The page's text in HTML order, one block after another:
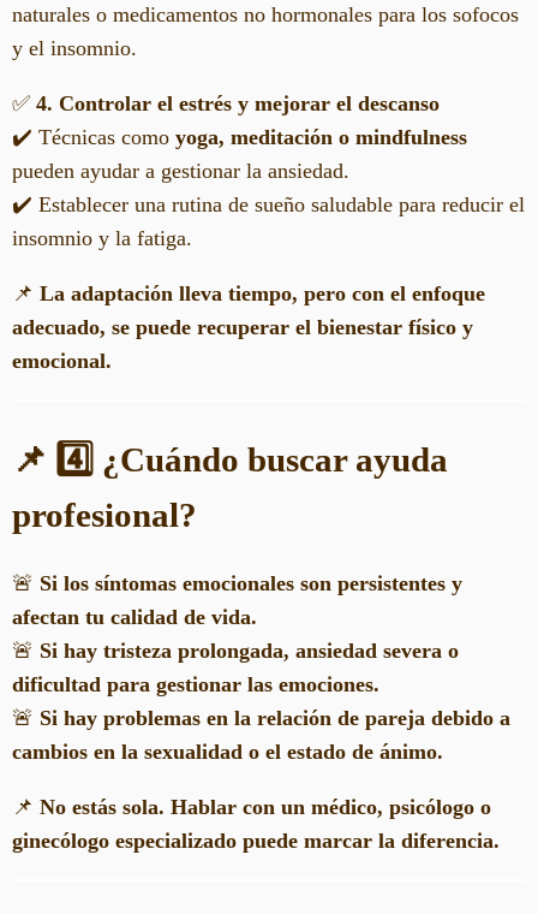
naturales o medicamentos no hormonales para los sofocos
y el insomnio.
✅ 4. Controlar el estrés y mejorar el descanso
✔️ Técnicas como yoga, meditación o mindfulness
pueden ayudar a gestionar la ansiedad.
✔️ Establecer una rutina de sueño saludable para reducir el
insomnio y la fatiga.
📌 La adaptación lleva tiempo, pero con el enfoque
adecuado, se puede recuperar el bienestar físico y
emocional.
📌 4️⃣ ¿Cuándo buscar ayuda
profesional?
🚨 Si los síntomas emocionales son persistentes y
afectan tu calidad de vida.
🚨 Si hay tristeza prolongada, ansiedad severa o
dificultad para gestionar las emociones.
🚨 Si hay problemas en la relación de pareja debido a
cambios en la sexualidad o el estado de ánimo.
📌 No estás sola. Hablar con un médico, psicólogo o
ginecólogo especializado puede marcar la diferencia.